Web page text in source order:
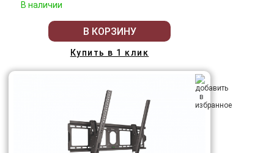
В наличии
В КОРЗИНУ
Купить в 1 клик